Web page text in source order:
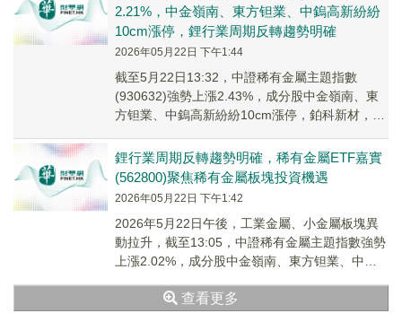
2.21%，中金嶺南、東方钽業、中鎢高新紛紛
10cm漲停，鋰行業周期反轉趨勢明確
2026年05月22日 下午1:44
截至5月22日13:32，中證稀有金屬主題指數
(930632)強勢上漲2.43%，成分股中金嶺南、東
方钽業、中鎢高新紛紛10cm漲停，鉑科新材，英
鋰行業周期反轉趨勢明確，稀有金屬ETF嘉實
(562800)聚焦稀有金屬板塊投資機遇
2026年05月22日 下午1:42
2026年5月22日午後，工業金屬、小金屬板塊異
動拉升，截至13:05，中證稀有金屬主題指數強勢
上漲2.02%，成分股中金嶺南、東方钽業、中鎢
查看更多